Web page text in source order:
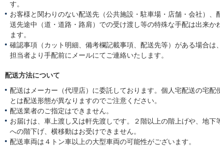
す。
お客様と関わりのない配送先（公共施設・駐車場・店舗・会社）、
送先途中（道・道路・路肩）での受け渡し等の特殊な手配は出来か
ます。
確認事項（カット明細、備考欄記載事項、配送先等）がある場合は
担当者より手配前にメールにてご連絡いたします。
配送方法について
配送はメーカー（代理店）に委託しております。個人宅配送の宅配
とは配送形態が異なりますのでご注意ください。
配送業者のご指定はできません。
お届けは、車上渡し又は軒先渡しです。２階以上の階上げや、地下
への階下げ、横移動はお受けできません。
配送車両は４トン車以上の大型車両の可能性がございます。